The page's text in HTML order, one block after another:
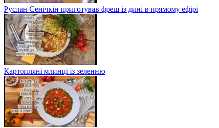
Руслан Сенічкін приготував фреш із дині в прямому ефірі
Картопляні млинці із зеленню